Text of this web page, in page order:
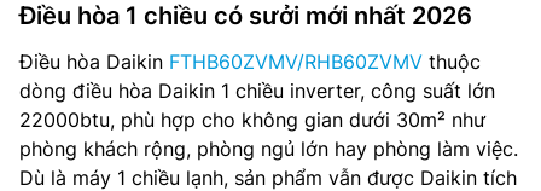
Điều hòa 1 chiều có sưởi mới nhất 2026
Điều hòa Daikin FTHB60ZVMV/RHB60ZVMV thuộc
dòng điều hòa Daikin 1 chiều inverter, công suất lớn
22000btu, phù hợp cho không gian dưới 30m² như
phòng khách rộng, phòng ngủ lớn hay phòng làm việc.
Dù là máy 1 chiều lạnh, sản phẩm vẫn được Daikin tích